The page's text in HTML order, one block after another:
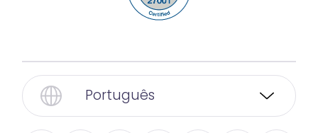
Português